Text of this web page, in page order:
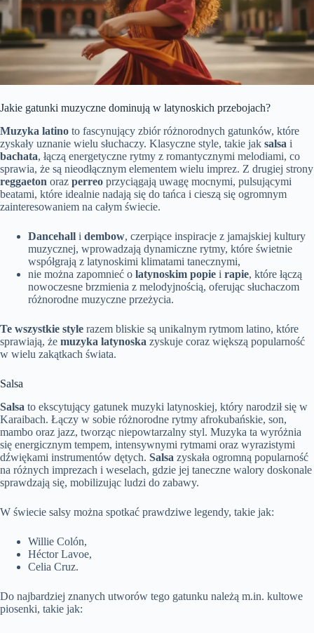
Jakie gatunki muzyczne dominują w latynoskich przebojach?
Muzyka latino to fascynujący zbiór różnorodnych gatunków, które
zyskały uznanie wielu słuchaczy. Klasyczne style, takie jak salsa i
bachata, łączą energetyczne rytmy z romantycznymi melodiami, co
sprawia, że są nieodłącznym elementem wielu imprez. Z drugiej strony
reggaeton oraz perreo przyciągają uwagę mocnymi, pulsującymi
beatami, które idealnie nadają się do tańca i cieszą się ogromnym
zainteresowaniem na całym świecie.
Dancehall i dembow, czerpiące inspiracje z jamajskiej kultury
muzycznej, wprowadzają dynamiczne rytmy, które świetnie
współgrają z latynoskimi klimatami tanecznymi,
nie można zapomnieć o latynoskim popie i rapie, które łączą
nowoczesne brzmienia z melodyjnością, oferując słuchaczom
różnorodne muzyczne przeżycia.
Te wszystkie style razem bliskie są unikalnym rytmom latino, które
sprawiają, że muzyka latynoska zyskuje coraz większą popularność
w wielu zakątkach świata.
Salsa
Salsa to ekscytujący gatunek muzyki latynoskiej, który narodził się w
Karaibach. Łączy w sobie różnorodne rytmy afrokubańskie, son,
mambo oraz jazz, tworząc niepowtarzalny styl. Muzyka ta wyróżnia
się energicznym tempem, intensywnymi rytmami oraz wyrazistymi
dźwiękami instrumentów dętych. Salsa zyskała ogromną popularność
na różnych imprezach i weselach, gdzie jej taneczne walory doskonale
sprawdzają się, mobilizując ludzi do zabawy.
W świecie salsy można spotkać prawdziwe legendy, takie jak:
Willie Colón,
Héctor Lavoe,
Celia Cruz.
Do najbardziej znanych utworów tego gatunku należą m.in. kultowe
piosenki, takie jak: